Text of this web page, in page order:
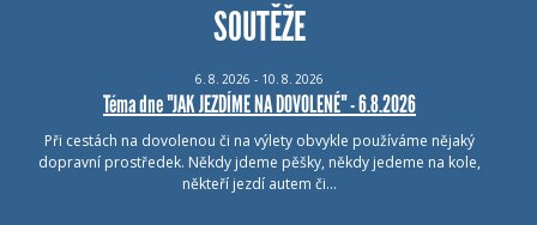
SOUTĚŽE
6. 8. 2026 - 10. 8. 2026
Téma dne "JAK JEZDÍME NA DOVOLENÉ" - 6.8.2026
Při cestách na dovolenou či na výlety obvykle používáme nějaký
dopravní prostředek. Někdy jdeme pěšky, někdy jedeme na kole,
někteří jezdí autem či…